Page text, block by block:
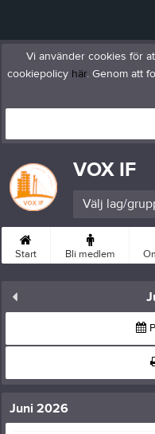
Vi använder cookies för
cookiepolicy här. Genom att
VOX IF
Välj lag/
Start Bli medlem
Juni 2026